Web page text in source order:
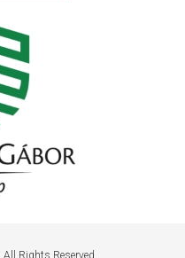
Rights Reserved.